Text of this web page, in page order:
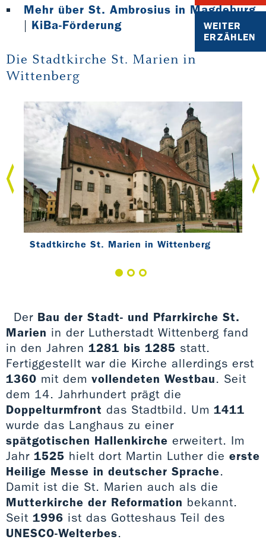
WEITER
ERZÄHLEN
Mehr über St. Ambrosius in Magdeburg
| KiBa-Förderung
Die Stadtkirche St. Marien in
Wittenberg
Stadtkirche St. Marien in Wittenberg
Der Bau der Stadt- und Pfarrkirche St.
Marien in der Lutherstadt Wittenberg fand
in den Jahren 1281 bis 1285 statt.
Fertiggestellt war die Kirche allerdings erst
1360 mit dem vollendeten Westbau. Seit
dem 14. Jahrhundert prägt die
Doppelturmfront das Stadtbild. Um 1411
wurde das Langhaus zu einer
spätgotischen Hallenkirche erweitert. Im
Jahr 1525 hielt dort Martin Luther die erste
Heilige Messe in deutscher Sprache.
Damit ist die St. Marien auch als die
Mutterkirche der Reformation bekannt.
Seit 1996 ist das Gotteshaus Teil des
UNESCO-Welterbes.